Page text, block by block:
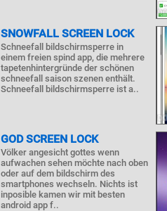
SNOWFALL SCREEN LOCK
Schneefall bildschirmsperre in
einem freien spind app, die mehrere
tapetenhintergründe der schönen
schneefall saison szenen enthält.
Schneefall bildschirmsperre ist a..
GOD SCREEN LOCK
Völker angesicht gottes wenn
aufwachen sehen möchte nach oben
oder auf dem bildschirm des
smartphones wechseln. Nichts ist
inposible kamen wir mit besten
android app f..